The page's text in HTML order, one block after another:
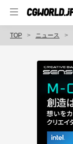
TOP ニュース